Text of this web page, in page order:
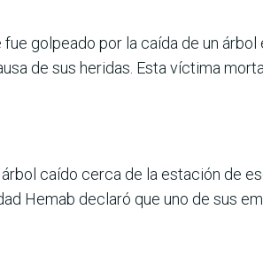
golpeado por la caída de un
de sus heridas. Esta víctima
caído cerca de la estación de
Hemab declaró que uno de sus